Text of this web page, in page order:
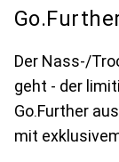
Der Nass-/
geht - der
Go.Further
mit